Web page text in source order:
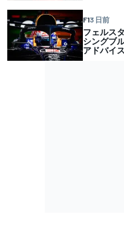
F13 日前
フェルス
シングブ
アドバイ